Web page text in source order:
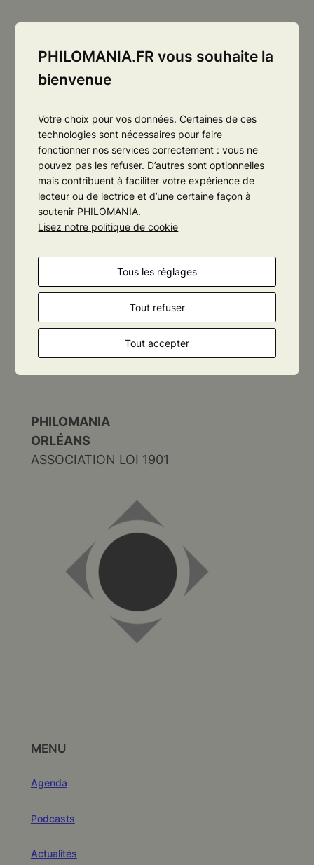
← Précédente :Que
penser du progrès ?
Suivante :La
democratie
autoritaire →
PHILOMANIA
ORLÉANS
ASSOCIATION LOI 1901
MENU
Agenda
Podcasts
Actualités
PHILOMANIA.FR vous souhaite la
bienvenue
Votre choix pour vos données. Certaines de ces
technologies sont nécessaires pour faire
fonctionner nos services correctement : vous ne
pouvez pas les refuser. D’autres sont optionnelles
mais contribuent à faciliter votre expérience de
lecteur ou de lectrice et d’une certaine façon à
soutenir PHILOMANIA.
Lisez notre politique de cookie
Tous les réglages
Tout refuser
Tout accepter